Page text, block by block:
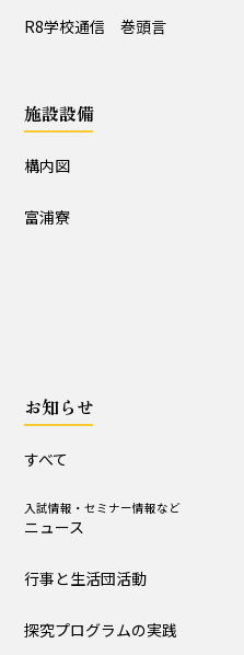
構内図
すべて
学校からｰ作成中
R8学校通信 巻頭言
施設設備
構内図
富浦寮
お知らせ
すべて
入試情報・セミナー情報など
ニュース
行事と生活団活動
探究プログラムの実践